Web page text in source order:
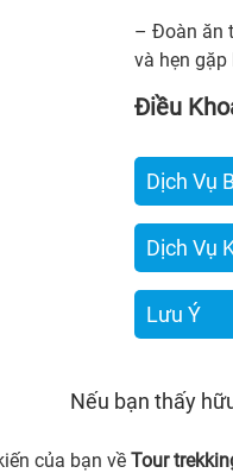
– Đoàn ăn
và hẹn
Điều
Dịch Vụ
Dịch Vụ
Lưu Ý
Nếu bạn thấy
của bạn về Tour